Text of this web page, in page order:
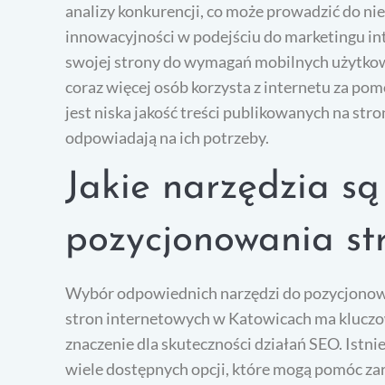
analizy konkurencji, co może prowadzić do
innowacyjności w podejściu do marketingu
swojej strony do wymagań mobilnych
coraz więcej osób korzysta z internetu za
jest niska jakość treści publikowanych na
odpowiadają na ich potrzeby.
Jakie narzędzia
pozycjonowania
Wybór odpowiednich narzędzi do
stron internetowych w Katowicach ma
znaczenie dla skuteczności działań SEO.
wiele dostępnych opcji, które mogą pomóc